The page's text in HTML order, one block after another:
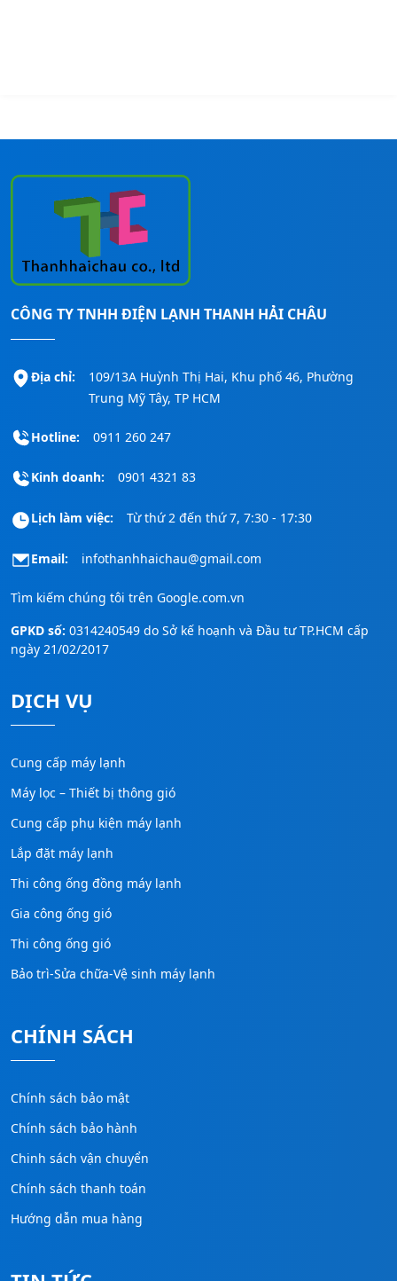
CÔNG TY TNHH ĐIỆN LẠNH THANH HẢI CHÂU
Địa chỉ:
109/13A Huỳnh Thị Hai, Khu phố 46, Phường
Trung Mỹ Tây, TP HCM
Hotline: 0911 260 247
Kinh doanh: 0901 4321 83
Lịch làm việc: Từ thứ 2 đến thứ 7, 7:30 - 17:30
Email: infothanhhaichau@gmail.com
Tìm kiếm chúng tôi trên Google.com.vn
GPKD số: 0314240549 do Sở kế hoạnh và Đầu tư TP.HCM cấp
ngày 21/02/2017
DỊCH VỤ
Cung cấp máy lạnh
Máy lọc – Thiết bị thông gió
Cung cấp phụ kiện máy lạnh
Lắp đặt máy lạnh
Thi công ống đồng máy lạnh
Gia công ống gió
Thi công ống gió
Bảo trì-Sửa chữa-Vệ sinh máy lạnh
CHÍNH SÁCH
Chính sách bảo mật
Chính sách bảo hành
Chinh sách vận chuyển
Chính sách thanh toán
Hướng dẫn mua hàng